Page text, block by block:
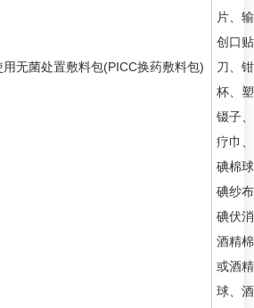
用无菌处置敷料包(PICC换药敷料包)
片、
创口
刀、
杯、
镊子
疗巾
碘棉
碘纱
碘伏
酒精
或酒
球、